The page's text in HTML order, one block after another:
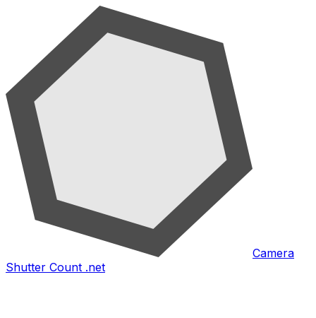
Camera
Shutter Count .net